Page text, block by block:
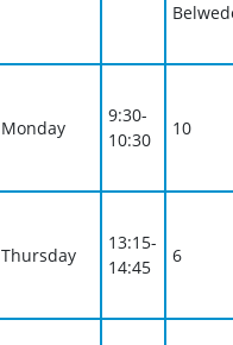
Monday
9:30-
10:30
10
Thursday
13:15-
14:45
6